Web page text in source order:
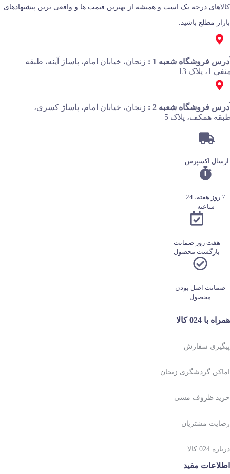
کالاهای درجه یک است و همیشه از بهترین قیمت‌ ها و واقعی‌ ترین پیشنهادهای
بازار مطلع باشید.
فروشگاه شعبه 1 :
زنجان، خیابان امام، پاساژ آینه، طبقه
1، پلاک 13
فروشگاه شعبه 2 :
زنجان، خیابان امام، پاساژ کسری،
همکف، پلاک 5
ارسال اکسپرس
7 روز هفته، 24
ساعته
هفت روز ضمانت
بازگشت محصول
ضمانت اصل بودن
محصول
همراه با 024 کالا
پیگیری سفارش
اماکن گردشگری زنجان
خرید ظروف مسی
رضایت مشتریان
درباره 024 کالا
اطلاعات مفید